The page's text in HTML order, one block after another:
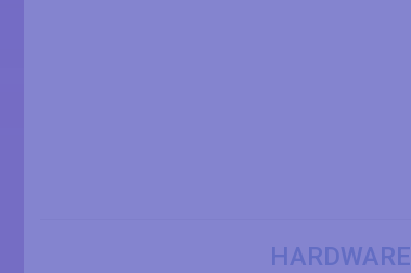
HARDWARE